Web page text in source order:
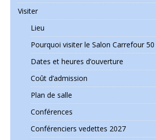
Visiter
Lieu
Pourquoi visiter le Salon Carrefour 50
Dates et heures d’ouverture
Coût d’admission
Plan de salle
Conférences
Conférenciers vedettes 2027